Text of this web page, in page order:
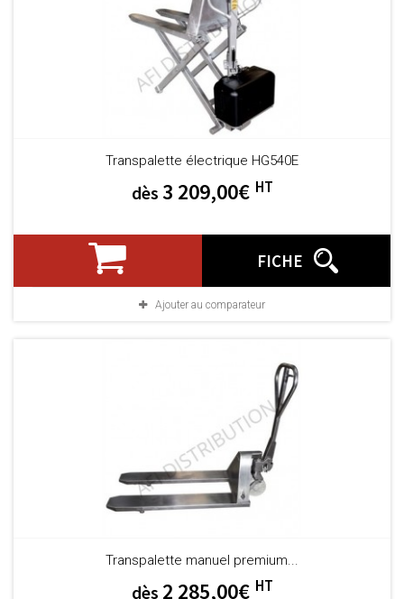
Transpalette électrique HG540E
dès 3 209,00€ HT
FICHE
Ajouter au comparateur
Transpalette manuel premium...
dès 2 285,00€ HT